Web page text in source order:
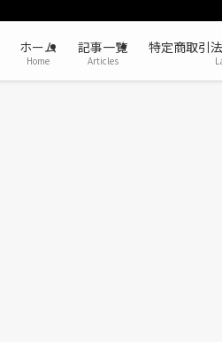
ホーム
Home
記事一覧
Articles
特定商取引